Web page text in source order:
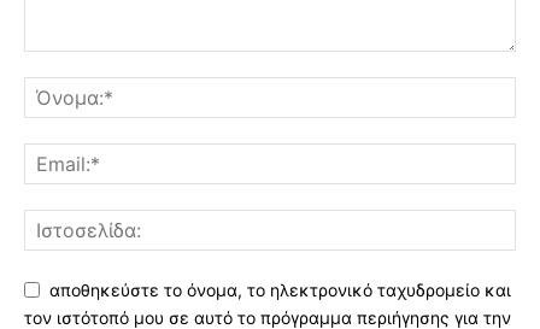
αποθηκεύστε το όνομα, το ηλεκτρονικό ταχυδρομείο και
τον ιστότοπό μου σε αυτό το πρόγραμμα περιήγησης για την